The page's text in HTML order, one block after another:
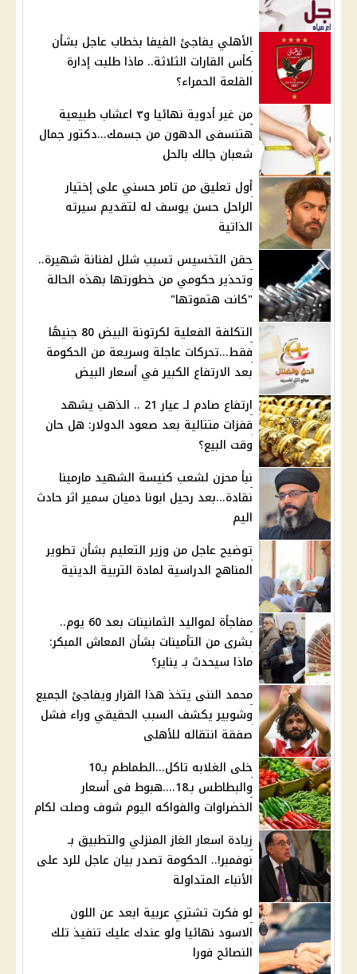
الأهلي يفاجئ الفيفا بخطاب عاجل بشأن
كأس القارات الثلاثة.. ماذا طلبت إدارة
القلعة الحمراء؟
من غير أدوية نهائيا و٣ اعشاب طبيعية
هتنسفى الدهون من جسمك...دكتور جمال
شعبان جالك بالحل
أول تعليق من تامر حسني على إختيار
الراحل حسن يوسف له لتقديم سيرته
الذاتية
حقن التخسيس تسبب شلل لفنانة شهيرة..
وتحذير حكومي من خطورتها بهذه الحالة
"كانت هتموتها"
التكلفة الفعلية لكرتونة البيض 80 جنيهًا
فقط...تحركات عاجلة وسريعة من الحكومة
بعد الارتفاع الكبير في أسعار البيض
ارتفاع صادم لـ عيار 21 .. الذهب يشهد
قفزات متتالية بعد صعود الدولار: هل حان
وقت البيع؟
نبأ محزن لشعب كنيسة الشهيد مارمينا
نقادة...بعد رحيل ابونا دميان سمير اثر حادث
اليم
توضيح عاجل من وزير التعليم بشأن تطوير
المناهج الدراسية لمادة التربية الدينية
مفاجأة لمواليد الثمانينات بعد 60 يوم..
بشرى من التأمينات بشأن المعاش المبكر:
ماذا سيحدث بـ يناير؟
محمد الننى يتخذ هذا القرار ويفاجئ الجميع
وشوبير يكشف السبب الحقيقي وراء فشل
صفقة انتقاله للأهلى
خلى الغلابه تاكل...الطماطم بـ10
والبطاطس بـ18....هبوط فى أسعار
الخضراوات والفواكه اليوم شوف وصلت لكام
زيادة اسعار الغاز المنزلي والتطبيق بـ
نوفمبر!.. الحكومة تصدر بيان عاجل للرد على
الأنباء المتداولة
لو فكرت تشتري عربية ابعد عن اللون
الاسود نهائيا ولو عندك عليك تنفيذ تلك
النصائح فورا